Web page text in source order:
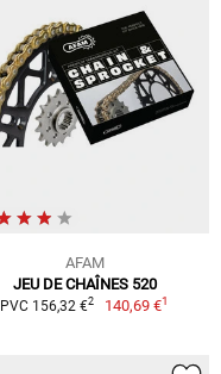
AFAM
JEU DE CHAÎNES 520
PVC 156,32 €2 140,69 €1